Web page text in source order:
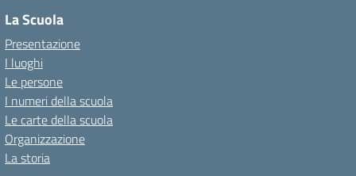
La Scuola
Presentazione
I luoghi
Le persone
I numeri della scuola
Le carte della scuola
Organizzazione
La storia